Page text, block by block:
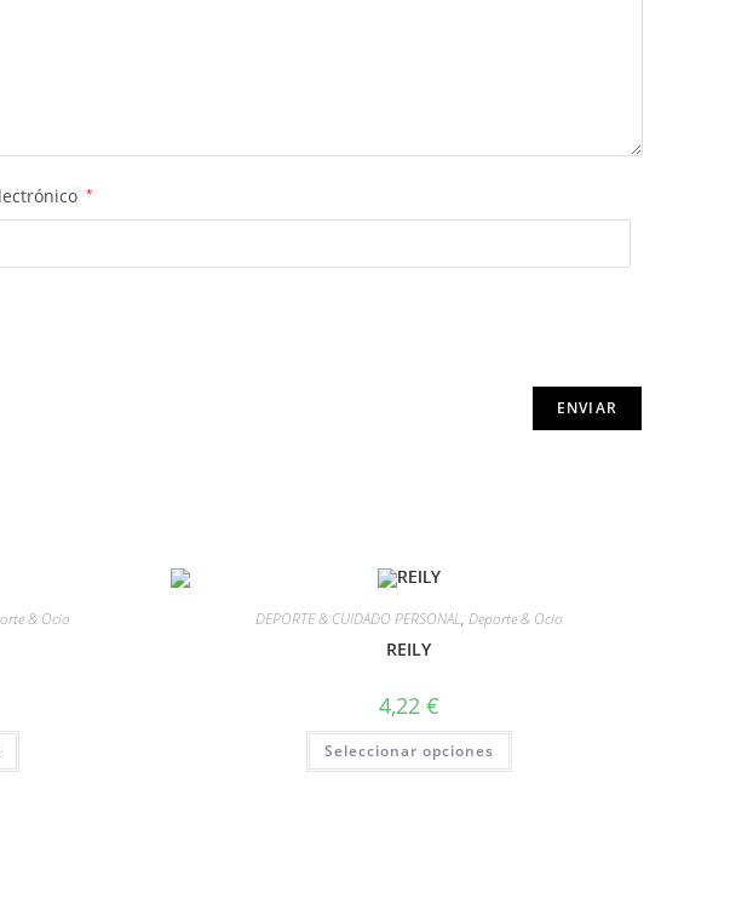
*
& Ocio DEPORTE & CUIDADO PERSONAL, Deporte & Ocio
REILY
4,22 €
Seleccionar opciones